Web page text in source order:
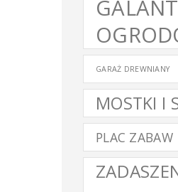
GARAŻ DREWNIANY
MOSTKI I
PLAC ZABAW